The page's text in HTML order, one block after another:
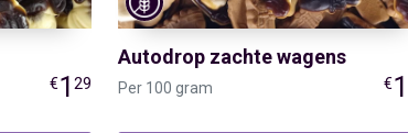
€1 29
Autodrop zachte wagens
Per 100 gram €1